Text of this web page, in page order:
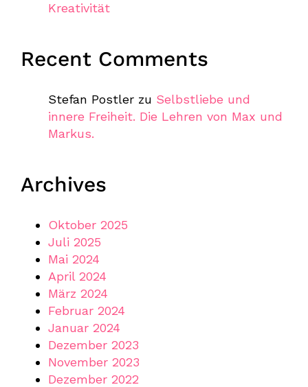
Kreativität
Recent Comments
Stefan Postler zu Selbstliebe und
innere Freiheit. Die Lehren von Max und
Markus.
Archives
Oktober 2025
Juli 2025
Mai 2024
April 2024
März 2024
Februar 2024
Januar 2024
Dezember 2023
November 2023
Dezember 2022